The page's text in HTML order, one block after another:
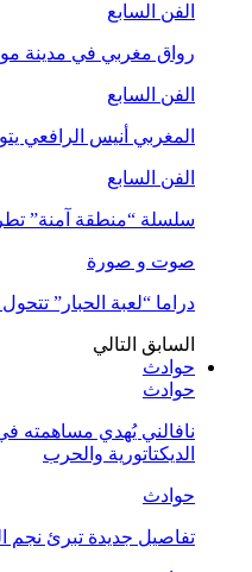
الفن السابع
رواق مغربي في مدينة
الفن السابع
المغربي أنيس الرافعي
الفن السابع
سلسلة “منطقة آمنة”
صوت و صورة
دراما “لعبة الحبار”
السابق التالي
حوادث
حوادث
نافالني يُهدي مساهمته
الديكتاتورية والحرب
حوادث
تفاصيل جديدة تبرئ